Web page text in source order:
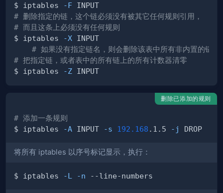
$ iptables
-F
# 删除指定的链，这个链必须没有被其它任何规则引用，
# 而且这条上必须没有任何规则
$ iptables
-X
# 如果没有指定链名，则会删除该表中所有非内置的链
# 把指定链，或者表中的所有链上的所有计数器清零
$ iptables
-Z
删除已添加的规则
# 添加一条规则
$ iptables
-A INPUT -s 192.168 .1.5 -j
将所有 iptables 以序号标记显示，执行：
$ iptables -L -n